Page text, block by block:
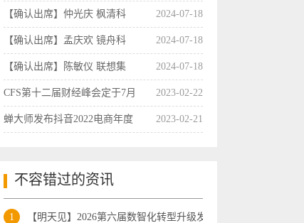
【确认出席】仲光庆 枫清科 2024-07-18
【确认出席】孟庆欢 镜舟科 2024-07-18
【确认出席】陈敏仪 联想集 2024-07-18
CFS第十二届财经峰会定于7月 2023-02-22
蝉大师发布抖音2022电商年度 2023-02-21
不容错过的资讯
1 【明天见】2026第六届数智化转型升级发展